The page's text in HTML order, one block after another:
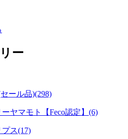
ー
ール品)(298)
ヤマモト【Feco認定】(6)
ス(17)